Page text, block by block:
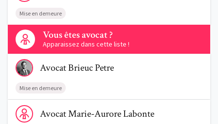
Mise en demeure
Vous êtes avocat ?
Apparaissez dans cette liste !
Contactez-nous
Voir le profil de AvocatBrieuc Petre
AvocatBrieucPetre
Mise en demeure
Voir le profil de AvocatMarie-Aurore Labonte
AvocatMarie-AuroreLabonte